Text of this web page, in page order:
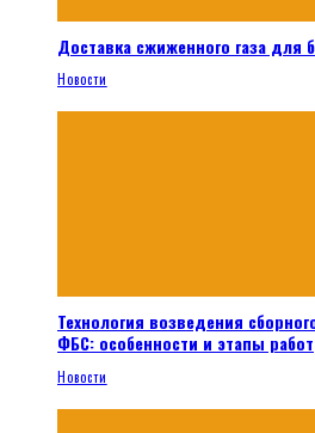
Доставка сжиженного газа
Новости
Технология возведения
ФБС: особенности и этапы работ
Новости